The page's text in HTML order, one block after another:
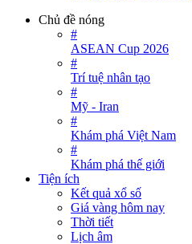
Chủ đề nóng
#
ASEAN Cup 2026
#
Trí tuệ nhân tạo
#
Mỹ - Iran
#
Khám phá Việt Nam
#
Khám phá thế giới
Tiện ích
Kết quả xổ số
Giá vàng hôm nay
Thời tiết
Lịch âm